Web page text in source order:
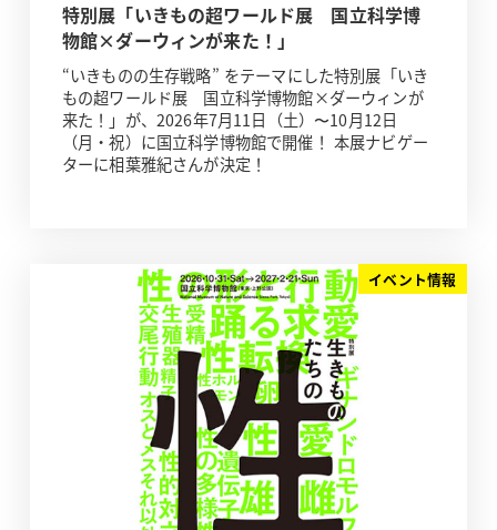
特別展「いきもの超ワールド展 国立科学博
物館×ダーウィンが来た！」
“いきものの生存戦略” をテーマにした特別展「いき
もの超ワールド展 国立科学博物館×ダーウィンが
来た！」が、2026年7月11日（土）〜10月12日
（月・祝）に国立科学博物館で開催！ 本展ナビゲー
ターに相葉雅紀さんが決定！
イベント情報